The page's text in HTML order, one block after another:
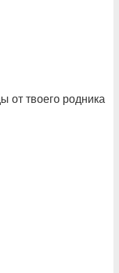
от твоего родника